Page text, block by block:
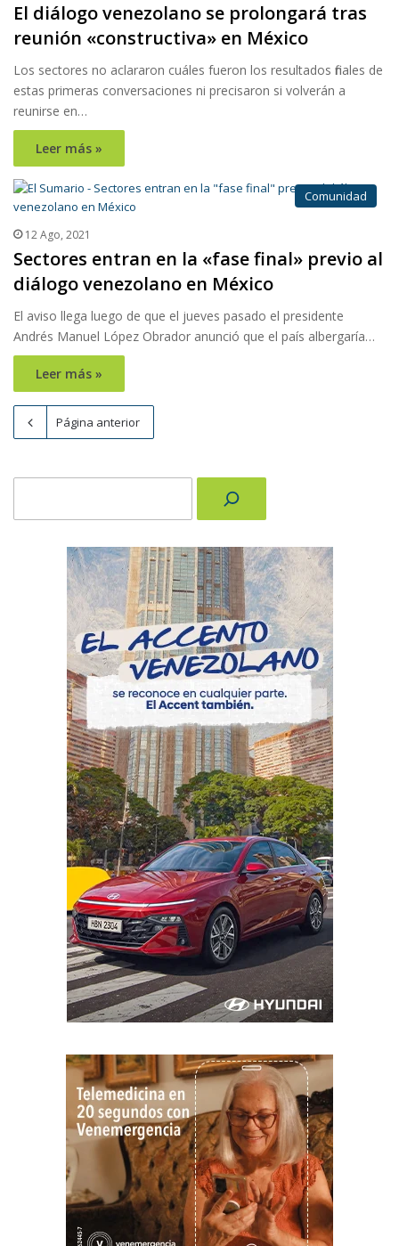
El diálogo venezolano se prolongará tras
reunión «constructiva» en México
Los sectores no aclararon cuáles fueron los resultados finales de
estas primeras conversaciones ni precisaron si volverán a
reunirse en…
Leer más »
Comunidad
12 Ago, 2021
Sectores entran en la «fase final» previo al
diálogo venezolano en México
El aviso llega luego de que el jueves pasado el presidente
Andrés Manuel López Obrador anunció que el país albergaría…
Leer más »
Página anterior